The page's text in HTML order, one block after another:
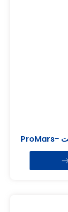
مقياس الطيف الكتلي الصناعي عبر الإنترنت ProMars-